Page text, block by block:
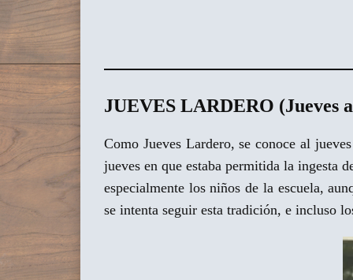
JUEVES LARDERO (Jueves
Como Jueves Lardero, se conoce al
jueves en que estaba permitida la ingesta
especialmente los niños de la escuela,
se intenta seguir esta tradición, e incluso